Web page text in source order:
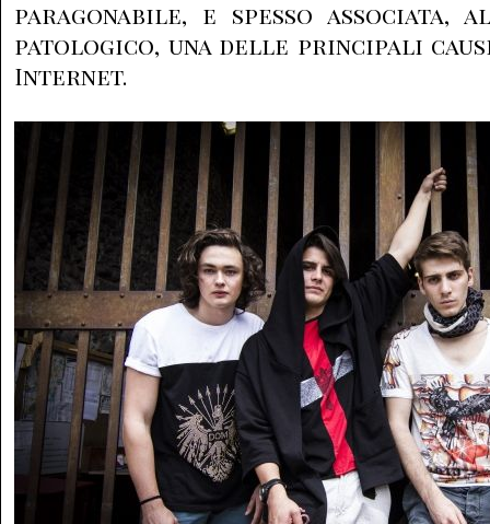
paragonabile, e spesso associata,
patologico, una delle principali
Internet.